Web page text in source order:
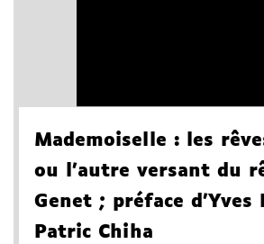
Mademoiselle : les
ou l'autre versant du
Genet ; préface d'Yves
Patric Chiha